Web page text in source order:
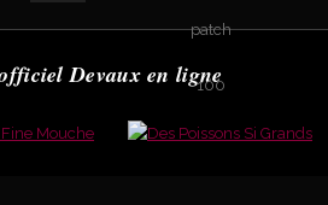
Devaux en ligne